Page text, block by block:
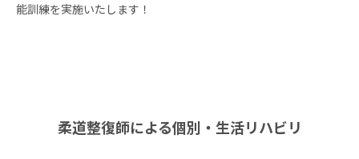
能訓練を実施いたします！
柔道整復師による個別・生活リハビリ